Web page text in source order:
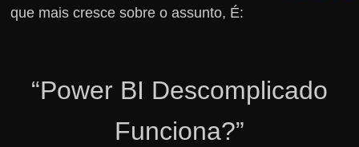
que mais cresce sobre o assunto, É:
“Power BI Descomplicado
Funciona?”